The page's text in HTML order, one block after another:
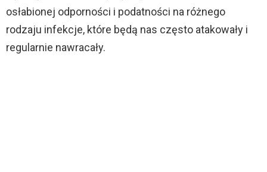
osłabionej odporności i podatności na różnego
rodzaju infekcje, które będą nas często atakowały i
regularnie nawracały.